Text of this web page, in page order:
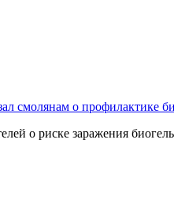
смолянам о профилактике
о риске заражения